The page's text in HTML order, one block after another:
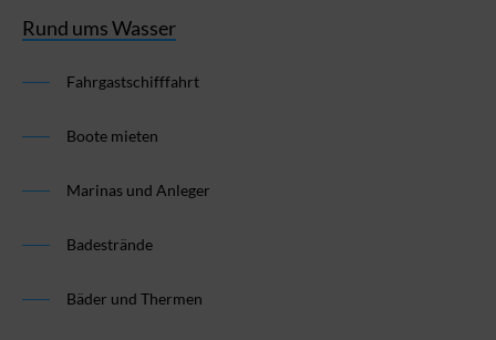
Rund ums Wasser
Fahrgastschifffahrt
Boote mieten
Marinas und Anleger
Badestrände
Bäder und Thermen